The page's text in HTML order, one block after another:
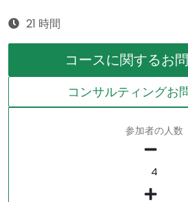
21 時間
コースに関するお
コンサルティングお
参加者の人数